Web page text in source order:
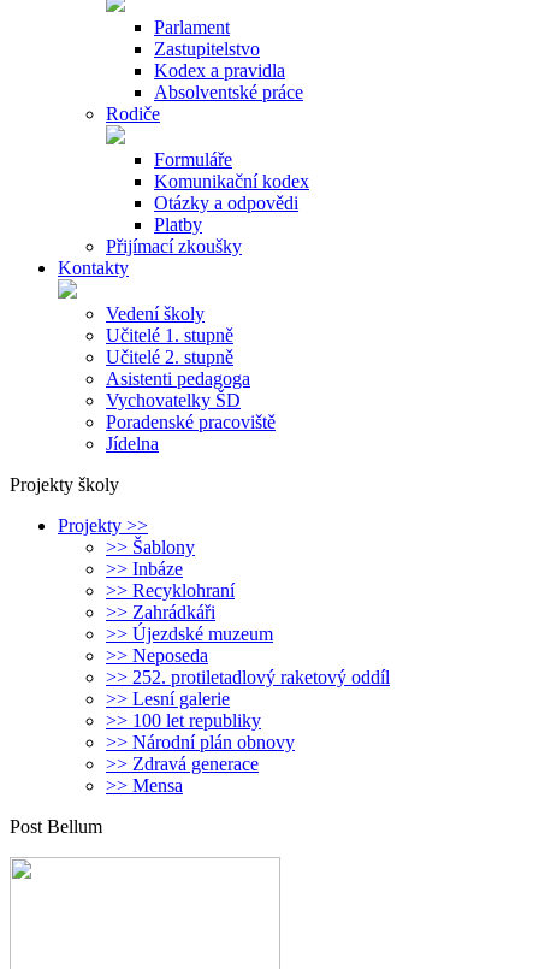
Parlament
Zastupitelstvo
Kodex a pravidla
Absolventské práce
Rodiče
Formuláře
Komunikační kodex
Otázky a odpovědi
Platby
Přijímací zkoušky
Kontakty
Vedení školy
Učitelé 1. stupně
Učitelé 2. stupně
Asistenti pedagoga
Vychovatelky ŠD
Poradenské pracoviště
Jídelna
Projekty školy
Projekty >>
>> Šablony
>> Inbáze
>> Recyklohraní
>> Zahrádkáři
>> Újezdské muzeum
>> Neposeda
>> 252. protiletadlový raketový oddíl
>> Lesní galerie
>> 100 let republiky
>> Národní plán obnovy
>> Zdravá generace
>> Mensa
Post Bellum